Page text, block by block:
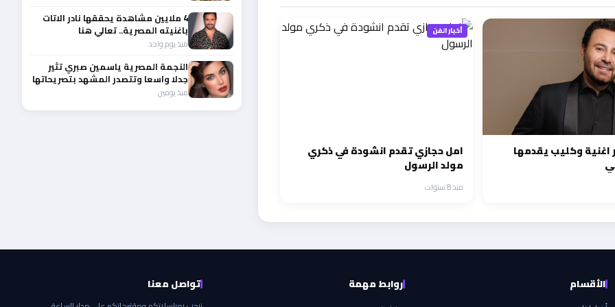
اغنية وكليب يقدمها
أخبار الفن
امل حجازي تقدم انشودة في ذكري
مولد الرسول
منذ 8 سنوات
4 ملايين مشاهدة يحققها نادر الاتات
باغنيته المصرية.. تعالي هنا
منذ يوم واحد
النجمة المصرية ياسمين صبري تثير
جدلا واسعا وتتصدر المشهد بتصريحاتها
الأخيرة
منذ يومين
الأقسام روابط مهمة تواصل معنا